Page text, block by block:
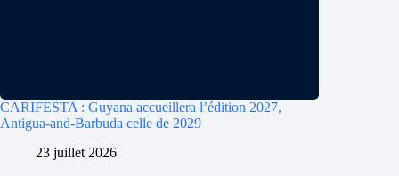
CARIFESTA : Guyana accueillera l’édition 2027,
Antigua-and-Barbuda celle de 2029
23 juillet 2026